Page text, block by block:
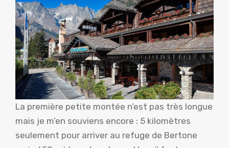
La première petite montée n’est pas très longue
mais je m’en souviens encore : 5 kilomètres
seulement pour arriver au refuge de Bertone